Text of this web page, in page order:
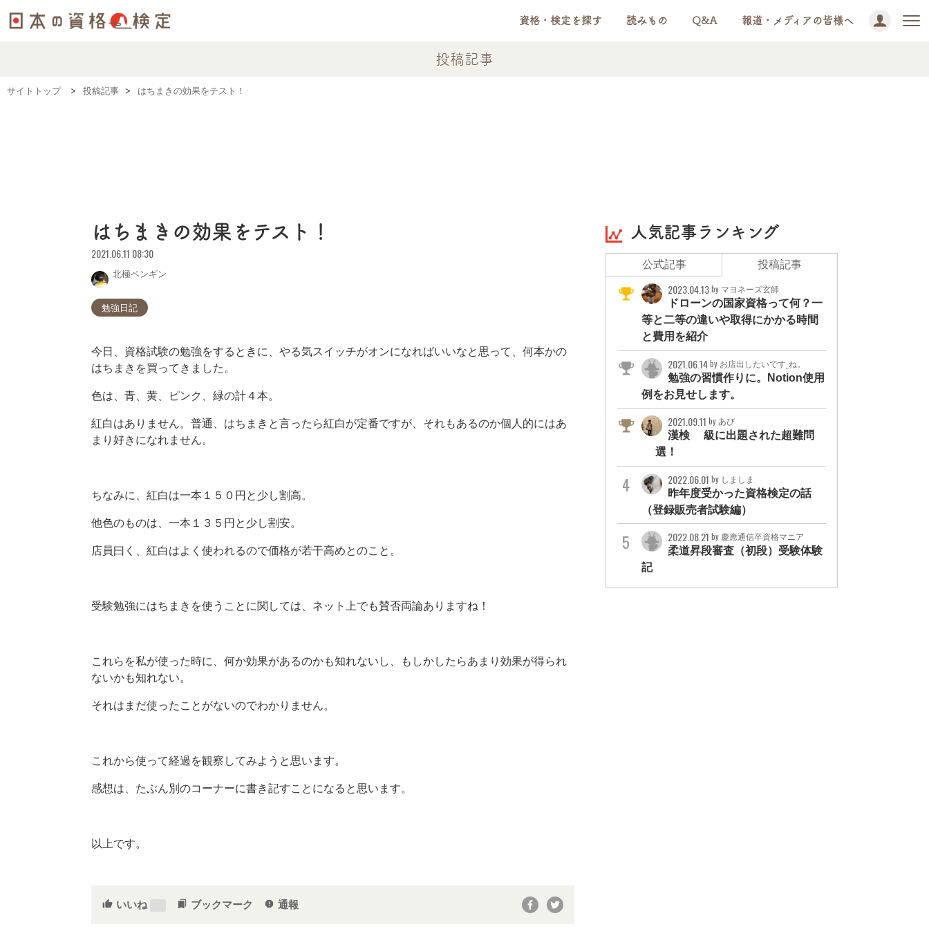
資格・検定を探す 読みもの Q&A 報道・メディアの皆様へ
投稿記事
サイトトップ 投稿記事 はちまきの効果をテスト！
はちまきの効果をテスト！
2021.06.11 08:30
北極ペンギン
勉強日記
今日、資格試験の勉強をするときに、やる気スイッチがオンになればいいなと思って、何本かの
はちまきを買ってきました。
色は、青、黄、ピンク、緑の計４本。
紅白はありません。普通、はちまきと言ったら紅白が定番ですが、それもあるのか個人的にはあ
まり好きになれません。
ちなみに、紅白は一本１５０円と少し割高。
他色のものは、一本１３５円と少し割安。
店員曰く、紅白はよく使われるので価格が若干高めとのこと。
受験勉強にはちまきを使うことに関しては、ネット上でも賛否両論ありますね！
これらを私が使った時に、何か効果があるのかも知れないし、もしかしたらあまり効果が得られ
ないかも知れない。
それはまだ使ったことがないのでわかりません。
これから使って経過を観察してみようと思います。
感想は、たぶん別のコーナーに書き記すことになると思います。
以上です。
thumb_up いいね bookmarks ブックマーク report 通報
人気記事ランキング
公式記事 投稿記事
2023.04.13by マヨネーズ玄師
ドローンの国家資格って何？一
等と二等の違いや取得にかかる時間
と費用を紹介
2021.06.14by お店出したいです_ね。
勉強の習慣作りに。Notion使用
例をお見せします。
2021.09.11 by あび
漢検1級に出題された超難問
3選！
2022.06.01 by しましま
昨年度受かった資格検定の話
（登録販売者試験編）
2022.08.21 by 慶應通信卒資格マニア
柔道昇段審査（初段）受験体験
記